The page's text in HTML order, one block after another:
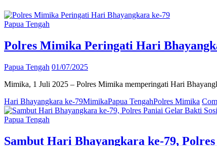
Papua Tengah
Polres Mimika Peringati Hari
Papua Tengah 01/07/2025
Mimika, 1 Juli 2025 – Polres Mimika memperingati Hari
Hari Bhayangkara ke-79MimikaPapua TengahPolres Mimika
Papua Tengah
Sambut Hari Bhayangkara ke-79,